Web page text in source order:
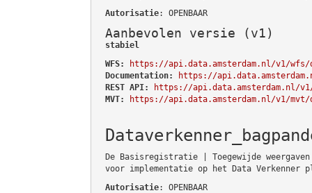
Autorisatie: OPENBAAR
Aanbevolen versie (v1)
stabiel
WFS:
https://api.data.amsterdam.nl/v1/wfs/
Documentation:
https://
REST API:
https://api.data.amsterdam.nl/
MVT:
https://api.data.amsterdam.nl/v1/mvt/
De Basisregistratie | Toegewijde
voor implementatie op het Data Verkenner
Autorisatie: OPENBAAR